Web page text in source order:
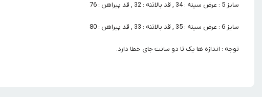
سایز 5 : عرض سینه : 34 , قد بالاتنه : 32 , قد پیراهن : 76
سایز 6 : عرض سینه : 35 , قد بالاتنه : 33 , قد پیراهن : 80
توجه : اندازه ها یک تا دو سانت جای خطا دارد.